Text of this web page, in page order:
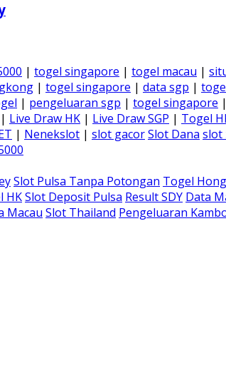
| togel singapore | togel macau |
| togel singapore | data sgp |
| pengeluaran sgp | togel singapore |
| Live Draw HK | Live Draw SGP | Togel
| Nenekslot | slot gacorSlot Dana slot
Slot Pulsa Tanpa Potongan Togel
HKSlot Deposit Pulsa Result SDY Data
Macau Slot Thailand Pengeluaran